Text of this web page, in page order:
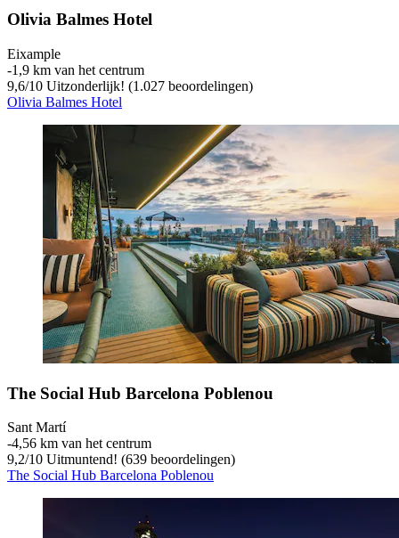
Olivia Balmes Hotel
Eixample
‐1,9 km van het centrum
9,6/10 Uitzonderlijk! (1.027 beoordelingen)
Olivia Balmes Hotel
The Social Hub Barcelona Poblenou
Sant Martí
‐4,56 km van het centrum
9,2/10 Uitmuntend! (639 beoordelingen)
The Social Hub Barcelona Poblenou